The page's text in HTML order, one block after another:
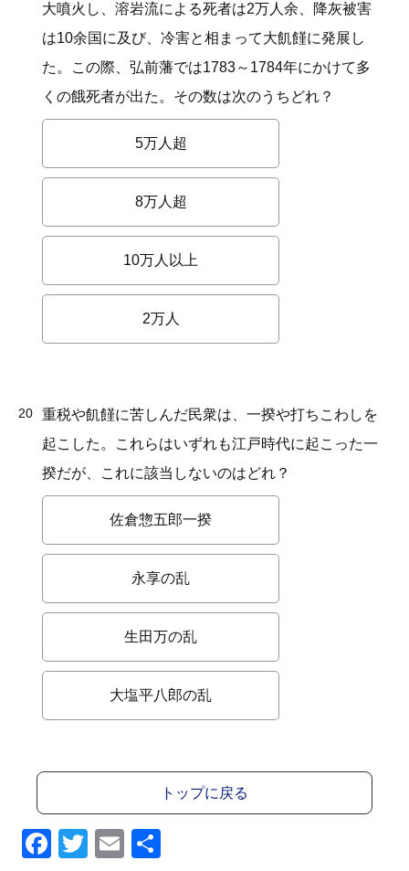
大噴火し、溶岩流による死者は2万人余、降灰被害
は10余国に及び、冷害と相まって大飢饉に発展し
た。この際、弘前藩では1783～1784年にかけて多
くの餓死者が出た。その数は次のうちどれ？
5万人超
8万人超
10万人以上
2万人
20
重税や飢饉に苦しんだ民衆は、一揆や打ちこわしを
起こした。これらはいずれも江戸時代に起こった一
揆だが、これに該当しないのはどれ？
佐倉惣五郎一揆
永享の乱
生田万の乱
大塩平八郎の乱
トップに戻る
F
T
E